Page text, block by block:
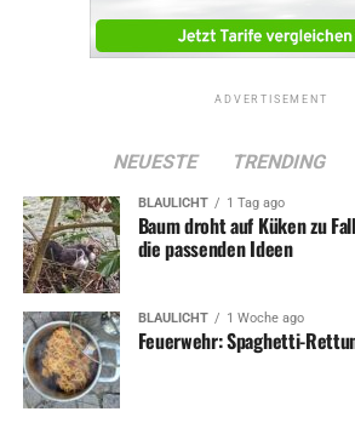
ADVERTISEMENT
NEUESTE TRENDING
BLAULICHT 1 Tag ago
Baum droht auf Küken zu
die passenden Ideen
BLAULICHT 1 Woche ago
Feuerwehr: Spaghetti-